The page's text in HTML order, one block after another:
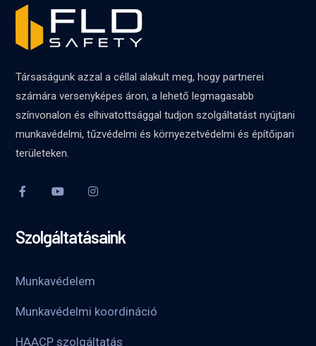
Társaságunk azzal a céllal alakult meg, hogy partnerei
számára versenyképes áron, a lehető legmagasabb
színvonalon és elhivatottsággal tudjon szolgáltatást nyújtani
munkavédelmi, tűzvédelmi és környezetvédelmi és építőipari
területeken.
Szolgáltatásaink
Munkavédelem
Munkavédelmi koordináció
HAACP szolgáltatás